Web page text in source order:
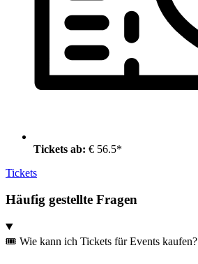
Tickets ab: € 56.5*
Tickets
Häufig gestellte Fragen
🎟️ Wie kann ich Tickets für Events kaufen?